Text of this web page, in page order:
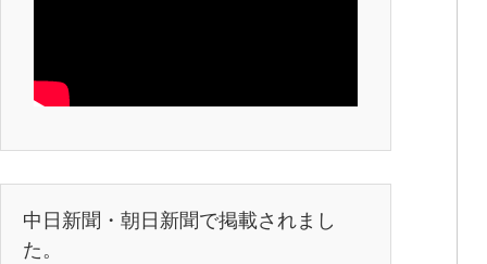
中日新聞・朝日新聞で掲載されまし
た。